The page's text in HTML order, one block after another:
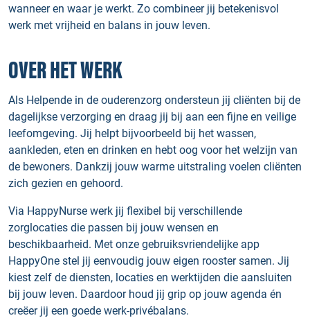
wanneer en waar je werkt. Zo combineer jij betekenisvol
werk met vrijheid en balans in jouw leven.
OVER HET WERK
Als Helpende in de ouderenzorg ondersteun jij cliënten bij de
dagelijkse verzorging en draag jij bij aan een fijne en veilige
leefomgeving. Jij helpt bijvoorbeeld bij het wassen,
aankleden, eten en drinken en hebt oog voor het welzijn van
de bewoners. Dankzij jouw warme uitstraling voelen cliënten
zich gezien en gehoord.
Via HappyNurse werk jij flexibel bij verschillende
zorglocaties die passen bij jouw wensen en
beschikbaarheid. Met onze gebruiksvriendelijke app
HappyOne stel jij eenvoudig jouw eigen rooster samen. Jij
kiest zelf de diensten, locaties en werktijden die aansluiten
bij jouw leven. Daardoor houd jij grip op jouw agenda én
creëer jij een goede werk-privébalans.